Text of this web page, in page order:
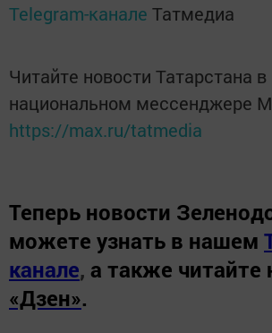
Telegram-канале Татмедиа
Читайте новости Татарстана в
национальном мессенджере
https://max.ru/tatmedia
Теперь новости
можете узнать в нашем
канале, а также читайте
«Дзен».